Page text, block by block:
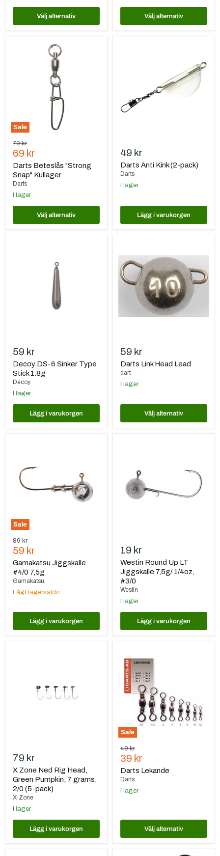
Välj alternativ Välj alternativ
Sale
Ursprungspris
79 kr
Nuvarande
pris
69 kr
Darts Beteslås "Strong
Snap" Kullager
Darts
I lager
Välj alternativ
49 kr
Darts Anti Kink (2-pack)
Darts
I lager
Lägg i varukorgen
59 kr
Decoy DS-6 Sinker Type
Stick 1.8g
Decoy
I lager
Lägg i varukorgen
Head
Lead
59 kr
Darts Link Head Lead
dart
I lager
Välj alternativ
Sale
Ursprungspris
89 kr
Nuvarande
pris
59 kr
Gamakatsu Jiggskalle
#4/0 7,5g
Gamakatsu
Lågt lagersaldo
Lägg i varukorgen
Jiggskalle
7,5g/
1/4oz,
#3/0
19 kr
Westin Round Up LT
Jiggskalle 7,5g/ 1/4oz,
#3/0
Westin
I lager
Lägg i varukorgen
Pumpkin,
79 kr
X Zone Ned Rig Head,
Green Pumpkin, 7 grams,
2/0 (5-pack)
X-Zone
I lager
Lägg i varukorgen
Sale
Lekande
Ursprungspris
49 kr
Nuvarande
pris
39 kr
Darts Lekande
Darts
I lager
Välj alternativ